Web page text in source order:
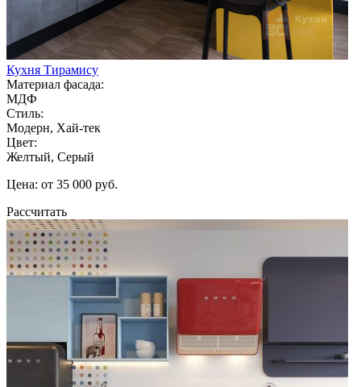
Кухня Тирамису
Материал фасада:
МДФ
Стиль:
Модерн, Хай-тек
Цвет:
Желтый, Серый
Цена: от 35 000 руб.
Рассчитать